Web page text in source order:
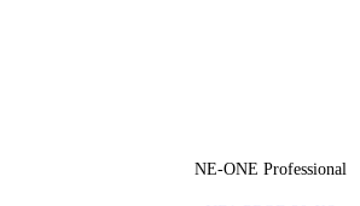
NE-ONE Professional